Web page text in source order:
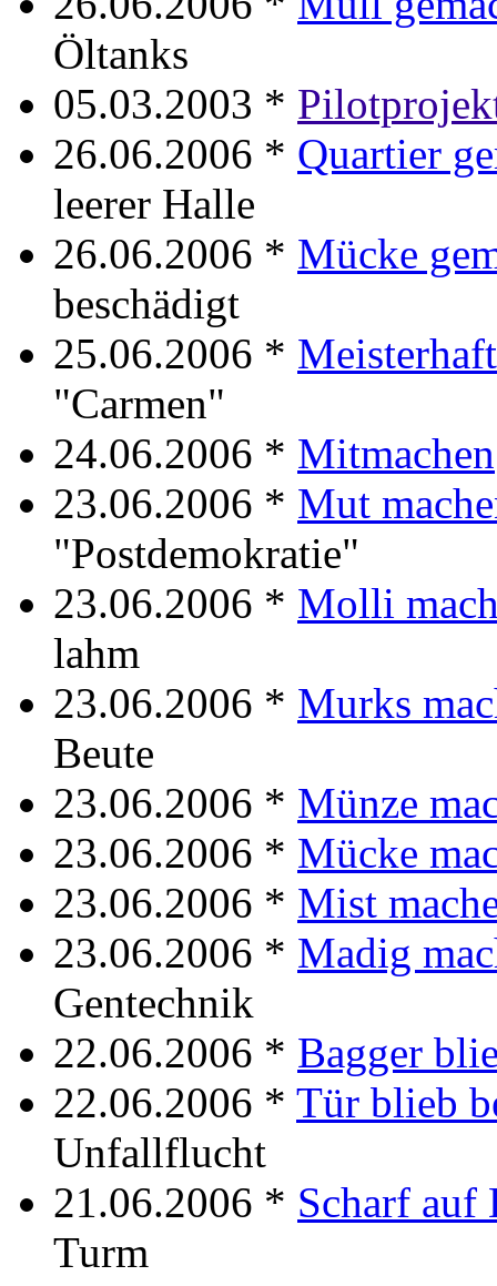
Öltanks
05.03.2003 *
26.06.2006 * Quartier
leerer Halle
26.06.2006 * Mücke
beschädigt
25.06.2006 *
"Carmen"
24.06.2006 * Mitmachen
23.06.2006 * Mut
"Postdemokratie"
23.06.2006 * Molli
lahm
23.06.2006 * Murks
Beute
23.06.2006 * Münze
23.06.2006 * Mücke
23.06.2006 * Mist
23.06.2006 * Madig
Gentechnik
22.06.2006 * Bagger
22.06.2006 * Tür blieb
Unfallflucht
21.06.2006 * Scharf auf
Turm